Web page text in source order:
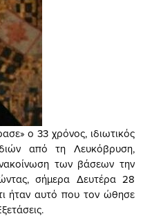
ο 33 χρόνος, ιδιωτικός
από τη Λευκόβρυση,
των βάσεων την
σήμερα Δευτέρα 28
ήταν αυτό που τον ώθησε